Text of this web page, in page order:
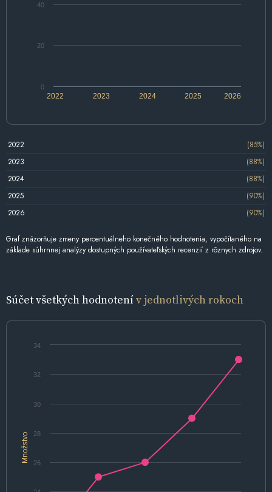
2022 2024 2026
2023 2025
0
20
40
2022
(85%)
2023
(88%)
2024
(88%)
2025
(90%)
2026
(90%)
Graf znázorňuje zmeny percentuálneho konečného hodnotenia, vypočítaného na
základe súhrnnej analýzy dostupných používateľských recenzií z rôznych zdrojov.
Súčet všetkých hodnotenív jednotlivých rokoch
Množstvo 26
28
30
32
34